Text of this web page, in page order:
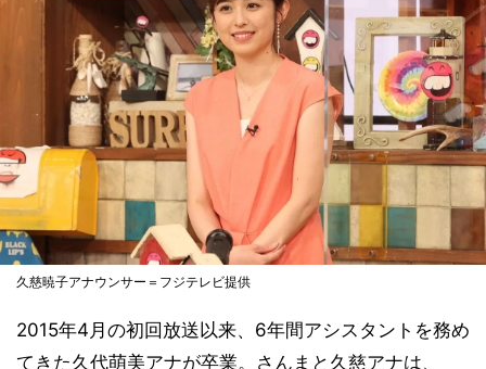
久慈暁子アナウンサー＝フジテレビ提供
2015年4月の初回放送以来、6年間アシスタントを務め
てきた久代萌美アナが卒業。さんまと久慈アナは、